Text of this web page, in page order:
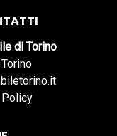
di Torino